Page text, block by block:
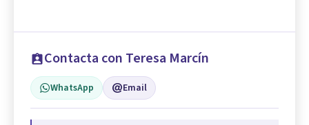
Contacta con Teresa Marcín
WhatsApp Email